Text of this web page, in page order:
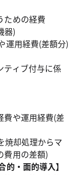
ための経費
器)
運用経費(差額分)
ティブ付与に係
費や運用経費(差
焼却処理からマ
費用の差額)
的・面的導入】